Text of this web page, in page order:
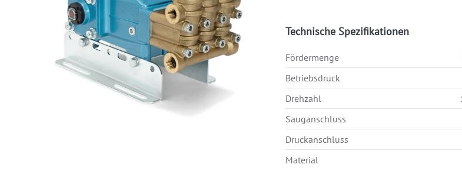
Technische Spezifikationen
Fördermenge
Betriebsdruck
Drehzahl
Sauganschluss
Druckanschluss
Material